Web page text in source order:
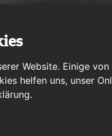
Website. Einige
helfen uns, unser